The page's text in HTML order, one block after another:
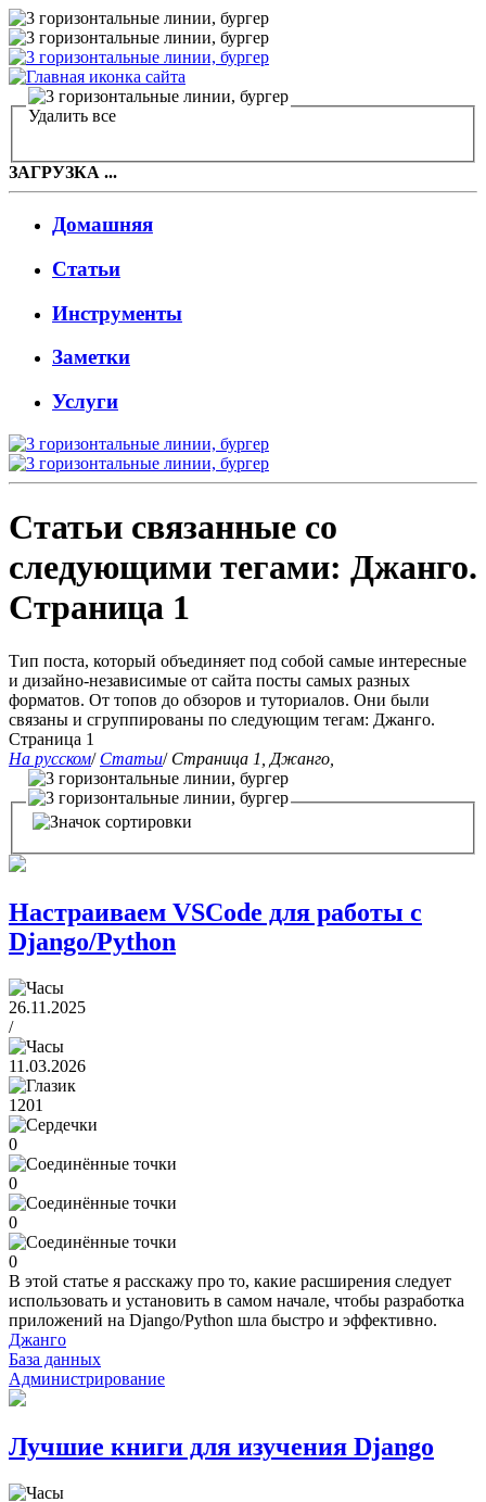
Удалить все
ЗАГРУЗКА ...
Домашняя
Статьи
Инструменты
Заметки
Услуги
Статьи связанные со
следующими тегами: Джанго.
Страница 1
Тип поста, который объединяет под собой самые интересные
и дизайно-независимые от сайта посты самых разных
форматов. От топов до обзоров и туториалов. Они были
связаны и сгруппированы по следующим тегам: Джанго.
Страница 1
На русском/ Статьи/ Страница 1, Джанго,
Настраиваем VSCode для работы с
Django/Python
26.11.2025
/
11.03.2026
1201
0
0
0
0
В этой статье я расскажу про то, какие расширения следует
использовать и установить в самом начале, чтобы разработка
приложений на Django/Python шла быстро и эффективно.
Джанго
База данных
Администрирование
Лучшие книги для изучения Django